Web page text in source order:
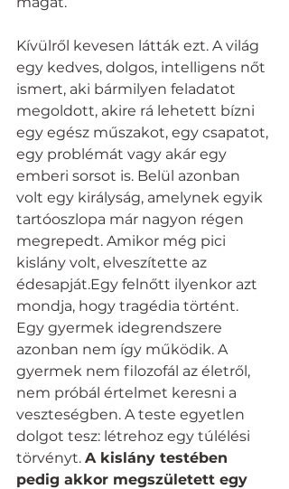
Kívülről kevesen látták ezt. A világ
egy kedves, dolgos, intelligens nőt
ismert, aki bármilyen feladatot
megoldott, akire rá lehetett bízni
egy egész műszakot, egy csapatot,
egy problémát vagy akár egy
emberi sorsot is. Belül azonban
volt egy királyság, amelynek egyik
tartóoszlopa már nagyon régen
megrepedt. Amikor még pici
kislány volt, elveszítette az
édesapját.Egy felnőtt ilyenkor azt
mondja, hogy tragédia történt.
Egy gyermek idegrendszere
azonban nem így működik. A
gyermek nem filozofál az életről,
nem próbál értelmet keresni a
veszteségben. A teste egyetlen
dolgot tesz: létrehoz egy túlélési
törvényt. A kislány testében
pedig akkor megszületett egy